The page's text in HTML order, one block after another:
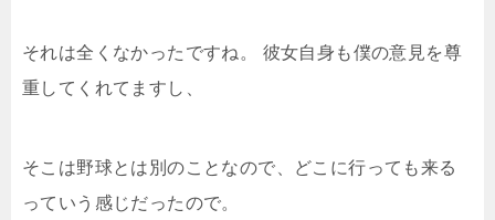
それは全くなかったですね。 彼女自身も僕の意見を尊
重してくれてますし、
そこは野球とは別のことなので、どこに行っても来る
っていう感じだったので。